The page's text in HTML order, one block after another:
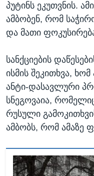
პუტინს ეკუთვნის.
ამბობენ, რომ
და მათი
სანქციების
ისმის შეკითხვა,
ანტი-დასავლური
სნეგოვაია,
რუსული
ამბობს, რომ ამაზე